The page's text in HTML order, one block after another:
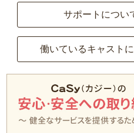
サポートについ
働いているキャスト